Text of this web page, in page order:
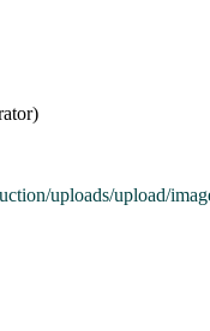
uploads/upload/